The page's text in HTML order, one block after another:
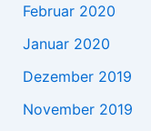
Februar 2020
Januar 2020
Dezember 2019
November 2019